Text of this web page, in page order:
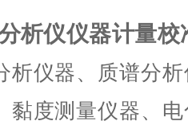
析仪仪器计量校
析仪器、质谱分
黏度测量仪器、